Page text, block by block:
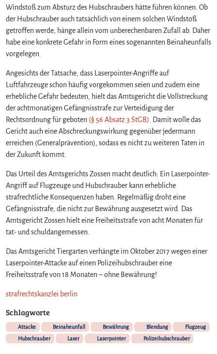
a
u
b
:
G
e
g
n
s
t
r
a
e
B
Windstoß zum Absturz des Hubschraubers hätte führen können. Ob
der Hubschrauber auch tatsächlich von einem solchen Windstoß
getroffen werde, hänge allein vom unberechenbaren Zufall ab. Daher
habe eine konkrete Gefahr in Form eines sogenannten Beinaheunfalls
vorgelegen.
Angesichts der Tatsache, dass Laserpointer-Angriffe auf
Luftfahrzeuge schon häufig vorgekommen seien und zudem eine
erhebliche Gefahr bedeuten, hielt das Amtsgericht die Vollstreckung
der achtmonatigen Gefängnisstrafe zur Verteidigung der
Rechtsordnung für geboten (§ 56 Absatz 3 StGB).
Damit wolle das
Gericht auch eine Abschreckungswirkung gegenüber jedermann
erreichen (Generalprävention), sodass es nicht zu weiteren Taten in
der Zukunft kommt.
Das Urteil des Amtsgerichts Zossen macht deutlich: Ein Laserpointer-
Angriff auf Flugzeuge und Hubschrauber kann erhebliche
strafrechtliche Konsequenzen haben. Regelmäßig droht eine
Gefängnisstrafe, die nicht zur Bewährung ausgesetzt wird. Das
Amtsgericht Zossen hielt eine Freiheitsstrafe von acht Monaten für
tat- und schuldangemessen.
Das Amtsgericht Tiergarten verhängte im Oktober 2017 wegen einer
Laserpointer-Attacke auf einen Polizeihubschrauber eine
Freiheitsstrafe von 18 Monaten – ohne Bewährung!
strafrechtskanzlei.berlin
Schlagworte
Attacke Beinaheunfall Bewährung Blendung
Flugzeug
Hubschrauber
Laser Laserpointer Polizeihubschrauber